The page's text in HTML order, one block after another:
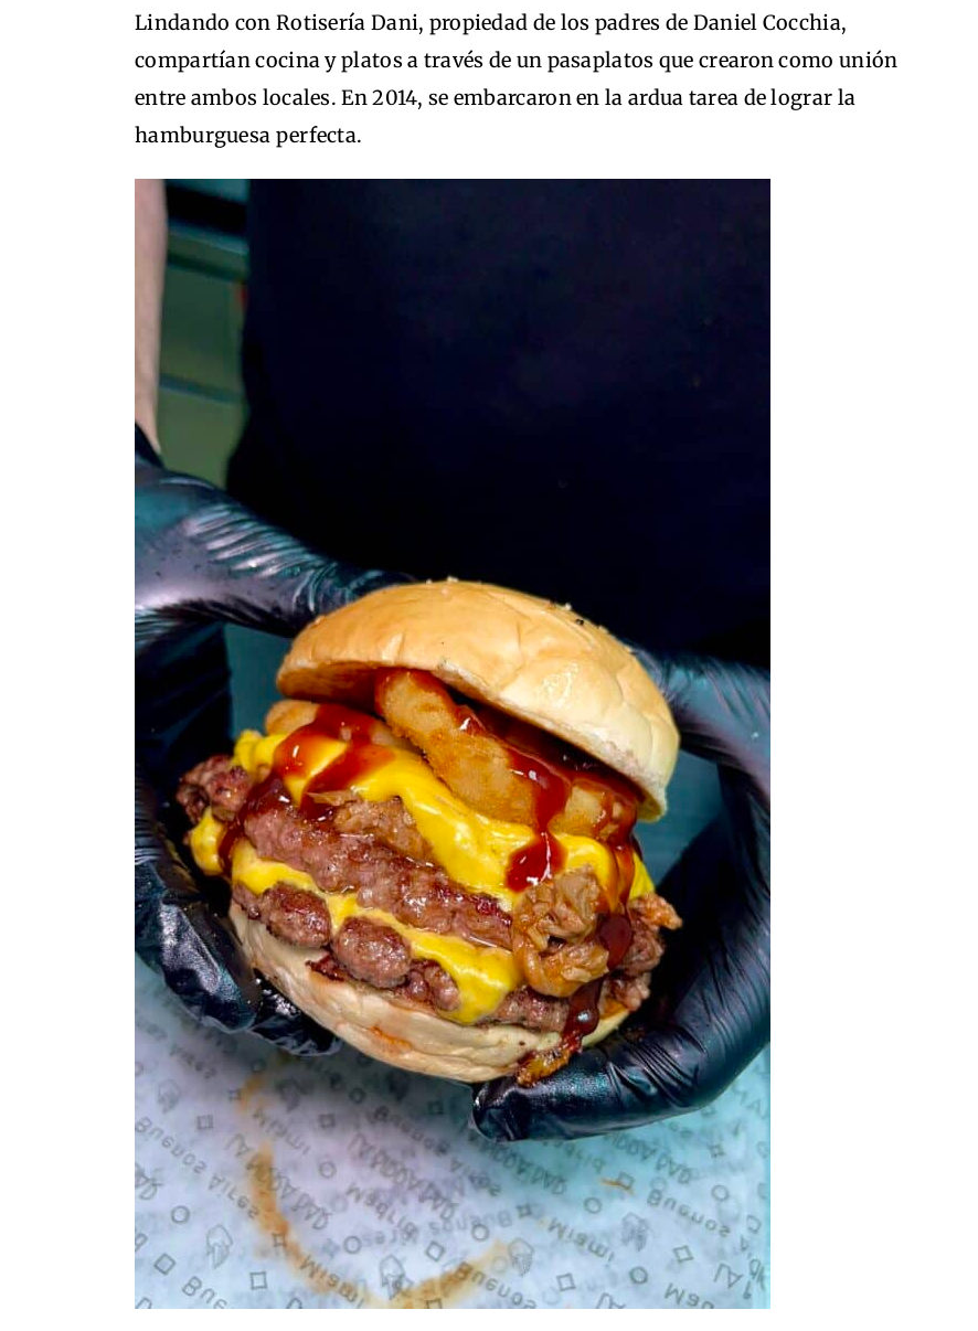
Lindando con Rotisería Dani, propiedad de los padres de Daniel Cocchia,
compartían cocina y platos a través de un pasaplatos que crearon como unión
entre ambos locales. En 2014, se embarcaron en la ardua tarea de lograr la
hamburguesa perfecta.